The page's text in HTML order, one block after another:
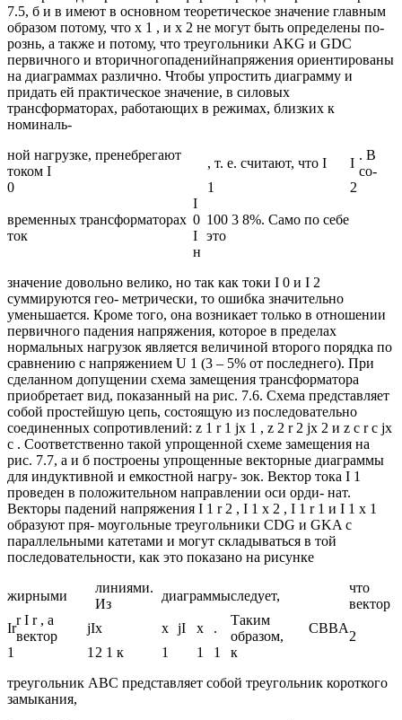
7.5, б и в имеют в основном теоретическое значение главным
образом потому, что x 1 , и x 2 не могут быть определены по-
рознь, а также и потому, что треугольники AKG и GDC
первичного и вторичногопаденийнапряжения ориентированы
на диаграммах различно. Чтобы упростить диаграмму и
придать ей практическое значение, в силовых
трансформаторах, работающих в режимах, близких к
номиналь-
ной нагрузке, пренебрегают
током I
, т. е. считают, что I I
. В
со-
0
1 2
временных трансформаторах
ток
I
0 100 3 8%. Само по себе
это
I
н
значение довольно велико, но так как токи I 0 и I 2
суммируются гео- метрически, то ошибка значительно
уменьшается. Кроме того, она возникает только в отношении
первичного падения напряжения, которое в пределах
нормальных нагрузок является величиной второго порядка по
сравнению с напряжением U 1 (3 – 5% от последнего). При
сделанном допущении схема замещения трансформатора
приобретает вид, показанный на рис. 7.6. Схема представляет
собой простейшую цепь, состоящую из последовательно
соединенных сопротивлений: z 1 r 1 jx 1 , z 2 r 2 jx 2 и z c r c jx
c . Соответственно такой упрощенной схеме замещения на
рис. 7.7, а и б построены упрощенные векторные диаграммы
для индуктивной и емкостной нагру- зок. Вектор тока I 1
проведен в положительном направлении оси орди- нат.
Векторы падений напряжения I 1 r 2 , I 1 x 2 , I 1 r 1 и I 1 x 1
образуют пря- моугольные треугольники CDG и GKA с
параллельными катетами и могут складываться в той
последовательности, как это показано на рисунке
жирными
линиями.
Из
диаграммыследует,
что
вектор
Ir
r I r , а
вектор
jIx x jI x .
Таким
образом,
CBBА
2
1
1 2 1 к 1 1 1
к
треугольник ABC представляет собой треугольник короткого
замыкания,